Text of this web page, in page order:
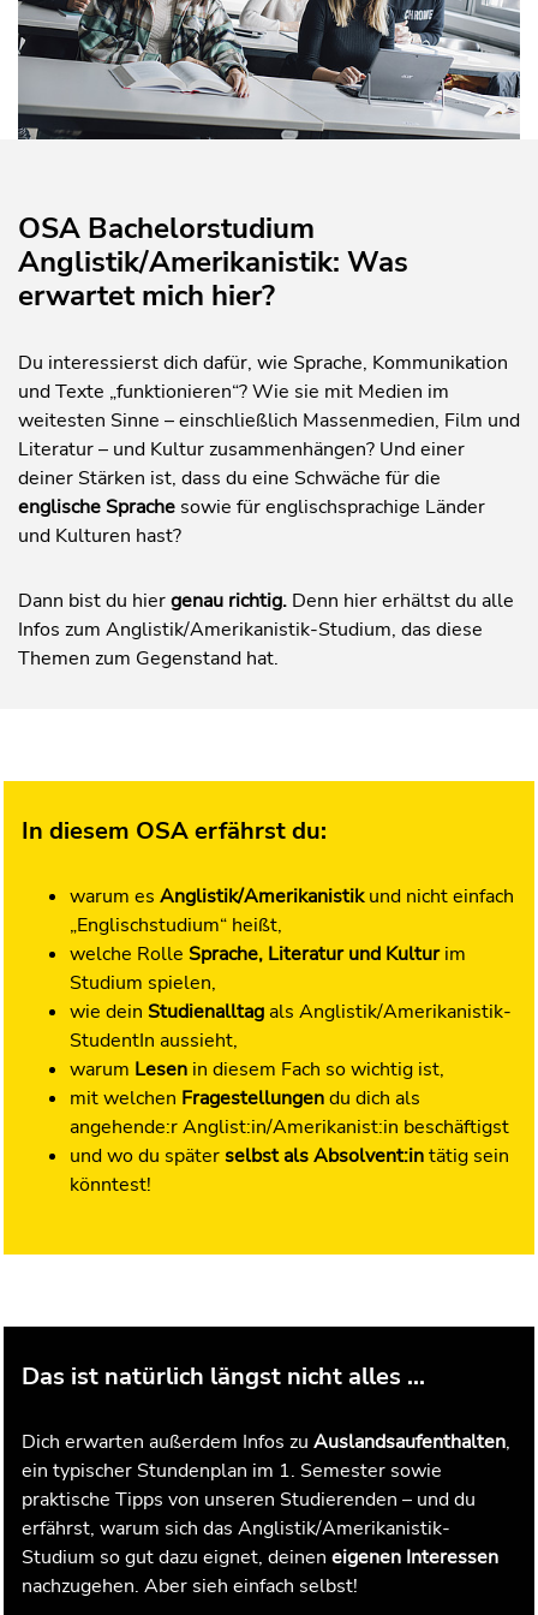
OSA Bachelorstudium
Anglistik/Amerikanistik: Was
erwartet mich hier?
Du interessierst dich dafür, wie Sprache, Kommunikation
und Texte „funktionieren“? Wie sie mit Medien im
weitesten Sinne – einschließlich Massenmedien, Film und
Literatur – und Kultur zusammenhängen? Und einer
deiner Stärken ist, dass du eine Schwäche für die
englische Sprache sowie für englischsprachige Länder
und Kulturen hast?
Dann bist du hiergenau richtig. Denn hier erhältst du alle
Infos zum Anglistik/Amerikanistik-Studium, das diese
Themen zum Gegenstand hat.
In diesem OSA erfährst du:
warum es Anglistik/Amerikanistikund nicht einfach
„Englischstudium“ heißt,
welche Rolle Sprache, Literatur und Kulturim
Studium spielen,
wie dein Studienalltagals Anglistik/Amerikanistik-
StudentIn aussieht,
warum Lesen in diesem Fach so wichtig ist,
mit welchen Fragestellungendu dich als
angehende:r Anglist:in/Amerikanist:in beschäftigst
und wo du späterselbst als Absolvent:intätig sein
könntest!
Das ist natürlich längst nicht alles ...
Dich erwarten außerdem Infos zu Auslandsaufenthalten,
ein typischer Stundenplan im 1. Semester sowie
praktische Tipps von unseren Studierenden – und du
erfährst, warum sich das Anglistik/Amerikanistik-
Studium so gut dazu eignet, deinen eigenen Interessen
nachzugehen. Aber sieh einfach selbst!